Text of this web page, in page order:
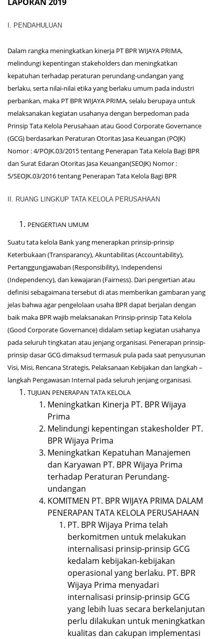
I. PENDAHULUAN
Dalam rangka meningkatkan kinerja PT BPR WIJAYA PRIMA,
melindungi kepentingan stakeholders dan meningkatkan
kepatuhan terhadap peraturan perundang-undangan yang
berlaku, serta nilai-nilai etika yang berlaku umum pada industri
perbankan, maka PT BPR WIJAYA PRIMA, selalu berupaya untuk
melaksanakan kegiatan usahanya dengan berpedoman pada
Prinsip Tata Kelola Perusahaan atau Good Corporate Governance
(GCG) berdasarkan Peraturan Otoritas Jasa Keuangan (POJK)
Nomor : 4/POJK.03/2015 tentang Penerapan Tata Kelola Bagi BPR
dan Surat Edaran Otoritas Jasa Keuangan(SEOJK) Nomor :
5/SEOJK.03/2016 tentang Penerapan Tata Kelola Bagi BPR
II. RUANG LINGKUP TATA KELOLA PERUSAHAAN
PENGERTIAN UMUM
Suatu tata kelola Bank yang menerapkan prinsip-prinsip
Keterbukaan (Transparancy), Akuntabilitas (Accountability),
Pertanggungjawaban (Responsibility), Independensi
(Independency), dan kewajaran (Fairness). Dari pengertian atau
definisi sebagaimana tersebut di atas memberikan gambaran yang
jelas bahwa agar pengelolaan usaha BPR dapat berjalan dengan
baik maka BPR wajib melaksanakan Prinsip-prinsip Tata Kelola
(Good Corporate Governance) didalam setiap kegiatan usahanya
pada seluruh tingkatan atau jenjang organisasi. Penerapan prinsip-
prinsip dasar GCG dimaksud termasuk pula pada saat penyusunan
Visi, Misi, Rencana Strategis, Pelaksanaan Kebijakan dan langkah –
langkah Pengawasan Internal pada seluruh jenjang organisasi.
TUJUAN PENERAPAN TATA KELOLA
Meningkatkan Kinerja PT. BPR Wijaya
Prima
Melindungi kepentingan stakesholder PT.
BPR Wijaya Prima
Meningkatkan Kepatuhan Manajemen
dan Karyawan PT. BPR Wijaya Prima
terhadap Peraturan Perundang-
undangan
KOMITMEN PT. BPR WIJAYA PRIMA DALAM
PENERAPAN TATA KELOLA PERUSAHAAN
PT. BPR Wijaya Prima telah
berkomitmen untuk melakukan
internalisasi prinsip-prinsip GCG
kedalam kebijakan-kebijakan
operasional yang berlaku. PT. BPR
Wijaya Prima menyadari
internalisasi prinsip-prinsip GCG
yang lebih luas secara berkelanjutan
perlu dilakukan untuk meningkatkan
kualitas dan cakupan implementasi